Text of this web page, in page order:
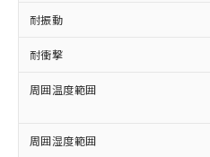
耐振動
耐衝撃
周囲温度範囲
周囲湿度範囲
記載している更
タに基づき作成
覧された時点で
準価格とは異な
正式な納期状況
様のお取引先、
ムロン制御機器
鉛(Pb) 1000ppm以下、 水
六価クロム(Cr(Ⅵ))
類(PBB) 1000ppm以下、ポ
(PBDE) 1000ppm以下、フタ
ル) (DEHP)(別名：DOP)
ルベンジル（BBP）
（DBP） 1000ppm以下、
(DIBP) 1000ppm以下
*中国RoHS10物質の基準値
Pb(鉛) :1000ppm、 Hg(水銀
Cr(Ⅵ)(六価クロム) :
ニル類) : 1000ppm、
ル) : 1000ppm、
（以下｢規制貨
または国外への
国政府の輸出許
可)を取得する
当社は規制貨物
全に破砕するな
いよう必要な手
○ 一定数以上
△ 一定数には